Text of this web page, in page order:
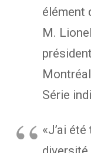
élément
M.
Série
«J’ai